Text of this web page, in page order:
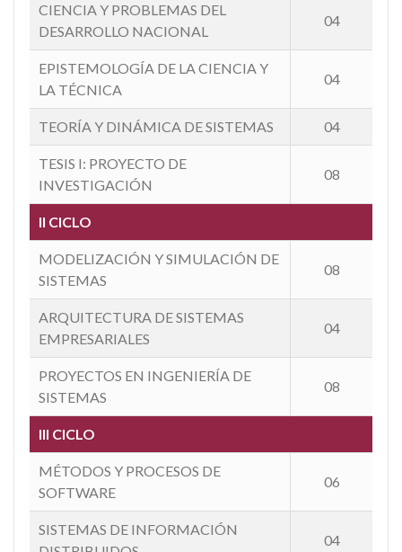
CIENCIA Y PROBLEMAS DEL
DESARROLLO NACIONAL
04
EPISTEMOLOGÍA DE LA CIENCIA Y
LA TÉCNICA
04
TEORÍA Y DINÁMICA DE SISTEMAS 04
TESIS I: PROYECTO DE
INVESTIGACIÓN
08
II CICLO
MODELIZACIÓN Y SIMULACIÓN DE
SISTEMAS
08
ARQUITECTURA DE SISTEMAS
EMPRESARIALES
04
PROYECTOS EN INGENIERÍA DE
SISTEMAS
08
III CICLO
MÉTODOS Y PROCESOS DE
SOFTWARE
06
SISTEMAS DE INFORMACIÓN
04